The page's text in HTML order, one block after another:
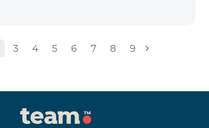
3 4 5 6 7 8 9